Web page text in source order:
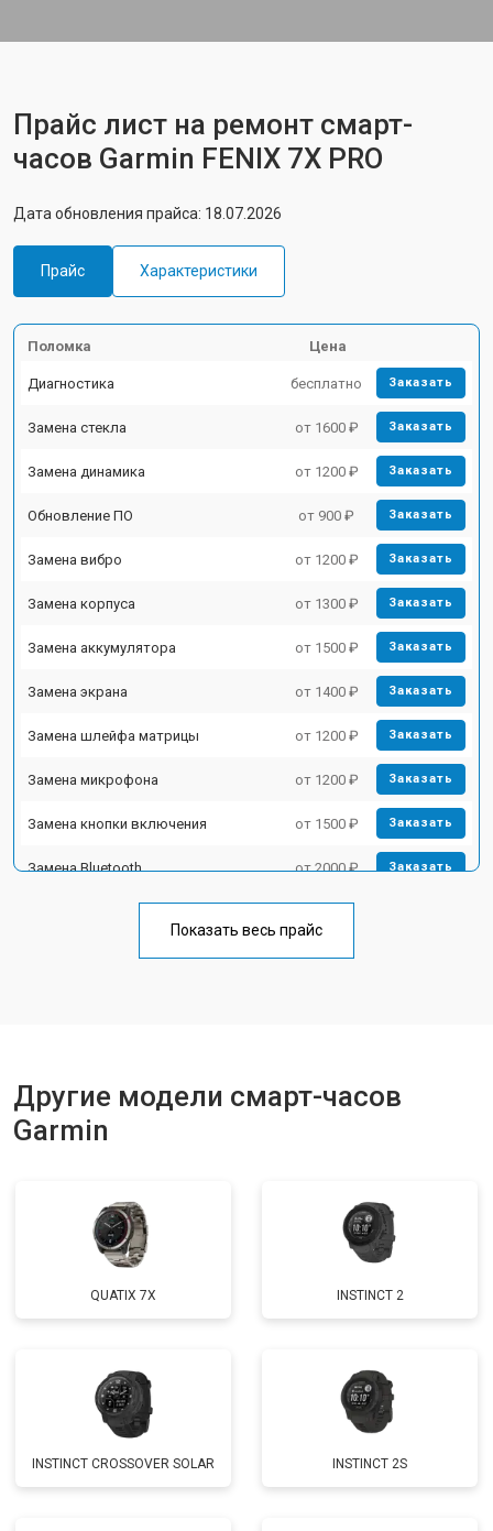
Прайс лист на ремонт смарт-
часов Garmin FENIX 7X PRO
Дата обновления прайса: 18.07.2026
Прайс Характеристики
Поломка Цена
Диагностика бесплатно Заказать
Замена стекла от 1600 ₽ Заказать
Замена динамика от 1200 ₽ Заказать
Обновление ПО от 900 ₽ Заказать
Замена вибро от 1200 ₽ Заказать
Замена корпуса от 1300 ₽ Заказать
Замена аккумулятора от 1500 ₽ Заказать
Замена экрана от 1400 ₽ Заказать
Замена шлейфа матрицы от 1200 ₽ Заказать
Замена микрофона от 1200 ₽ Заказать
Замена кнопки включения от 1500 ₽ Заказать
Замена Bluetooth от 2000 ₽ Заказать
Показать весь прайс
Другие модели смарт-часов
Garmin
QUATIX 7X INSTINCT 2
INSTINCT CROSSOVER SOLAR INSTINCT 2S